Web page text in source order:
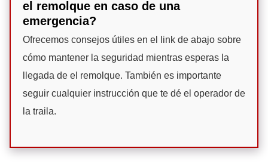
el remolque en caso de una
emergencia?
Ofrecemos consejos útiles en el link de abajo sobre
cómo mantener la seguridad mientras esperas la
llegada de el remolque. También es importante
seguir cualquier instrucción que te dé el operador de
la traila.